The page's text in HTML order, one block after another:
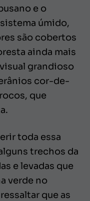
e o
úmido,
são cobertos
ainda mais
grandioso
cor-de-
que
toda essa
trechos da
e levadas que
verde no
que as